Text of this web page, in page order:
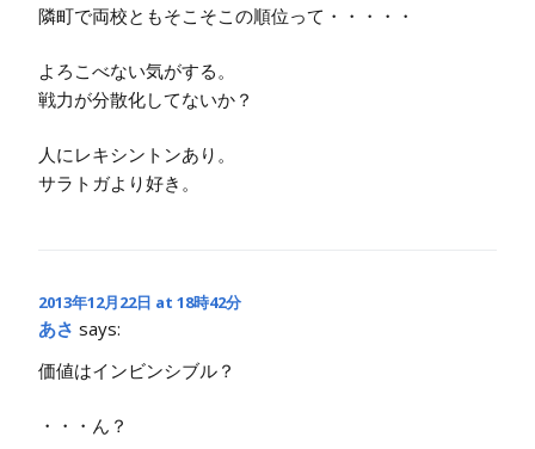
隣町で両校ともそこそこの順位って・・・・・
よろこべない気がする。
戦力が分散化してないか？
人にレキシントンあり。
サラトガより好き。
2013年12月22日 at 18時42分
あさ says:
価値はインビンシブル？
・・・ん？